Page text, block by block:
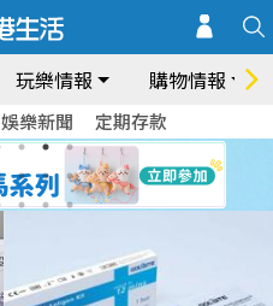
玩樂情報 購物情報
娛樂新聞 定期存款